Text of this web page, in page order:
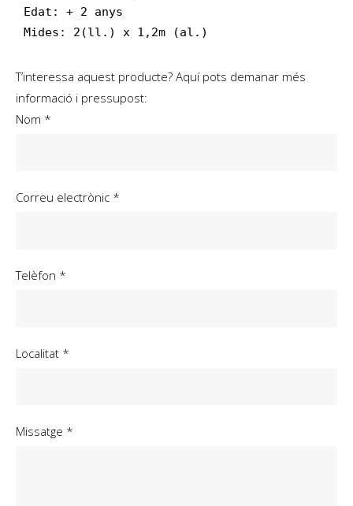
Edat: + 2 anys
Mides: 2(ll.) x 1,2m (al.)
T’interessa aquest producte? Aquí pots demanar més
informació i pressupost:
Nom *
Correu electrònic *
Telèfon *
Localitat *
Missatge *